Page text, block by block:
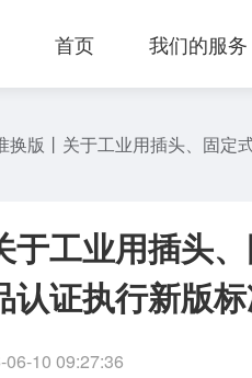
首页 我们的服务
换版丨关于工业用插头、固定
于工业用插头
认证执行新版
06-10 09:27:36